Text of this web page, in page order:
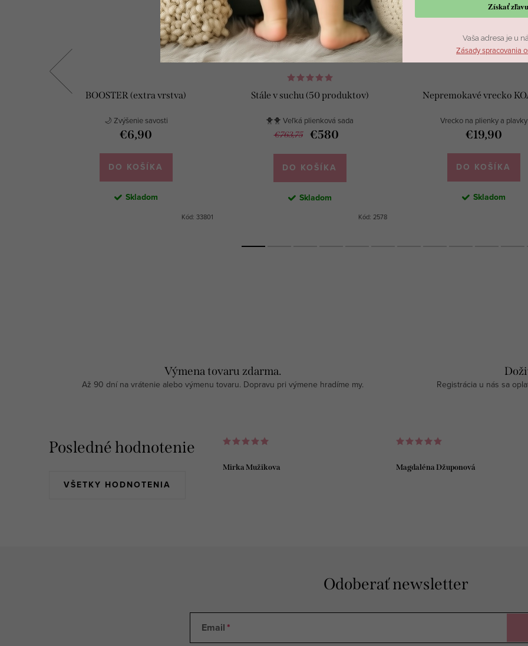
BOOSTER (extra vrstva)
🌙 Zvýšenie savosti
€6,90
DO KOŠÍKA
Skladom
Kód: 33801
Stále v suchu (50 produktov)
🐥🐥 Veľká plienková sada
€763,75 €580
DO KOŠÍKA
Skladom
Kód: 2578
Nepremokavé vrecko
Vrecko na plienky a plavky
€19,90
DO KOŠÍKA
Skladom
Výmena tovaru zdarma.
Až 90 dní na vrátenie alebo výmenu tovaru. Dopravu pri výmene hradíme my. Registrácia u nás sa
Posledné hodnotenie
VŠETKY HODNOTENIA
Mirka Mužikova Magdaléna Džuponová
Odoberať newsletter
Email
Získať
Vaša adresa je u
Zásady spracovania